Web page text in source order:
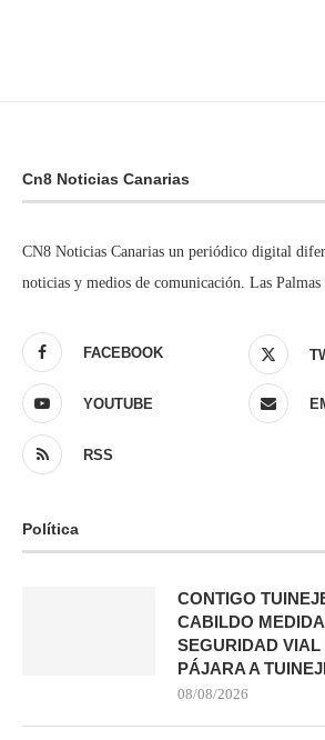
Cn8 Noticias Canarias
CN8 Noticias Canarias un periódico digital
noticias y medios de comunicación. Las Palmas
FACEBOOK
YOUTUBE
RSS
Política
CONTIGO
CABILDO
SEGURIDAD
PÁJARA A
08/08/2026